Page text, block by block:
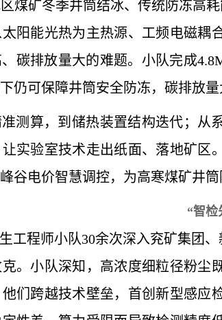
煤矿冬季井筒结冰、传统防冻高
阳能光热为主热源、工频电磁
碳排放量大的难题。小队完成
仍可保障井筒安全防冻，碳排放
测算，到储热装置结构迭代；从
实验室技术走出纸面、落地矿区
谷电价智慧调控，为高寒煤矿井筒
“智检
工程师小队30余次深入兖矿集团
。小队深知，高浓度细粒径粉
们跨越技术壁垒，首创新型感